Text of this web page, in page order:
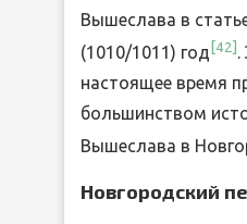
Вышеслава в
(1010/1011) год [42] .
настоящее время
большинством
Вышеслава в
Новгородский